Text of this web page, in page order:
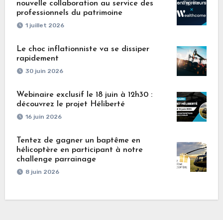
nouvelle collaboration au service des
professionnels du patrimoine
1 juillet 2026
Le choc inflationniste va se dissiper
rapidement
30 juin 2026
Webinaire exclusif le 18 juin à 12h30 :
découvrez le projet Héliberté
16 juin 2026
Tentez de gagner un baptême en
hélicoptère en participant à notre
challenge parrainage
8 juin 2026